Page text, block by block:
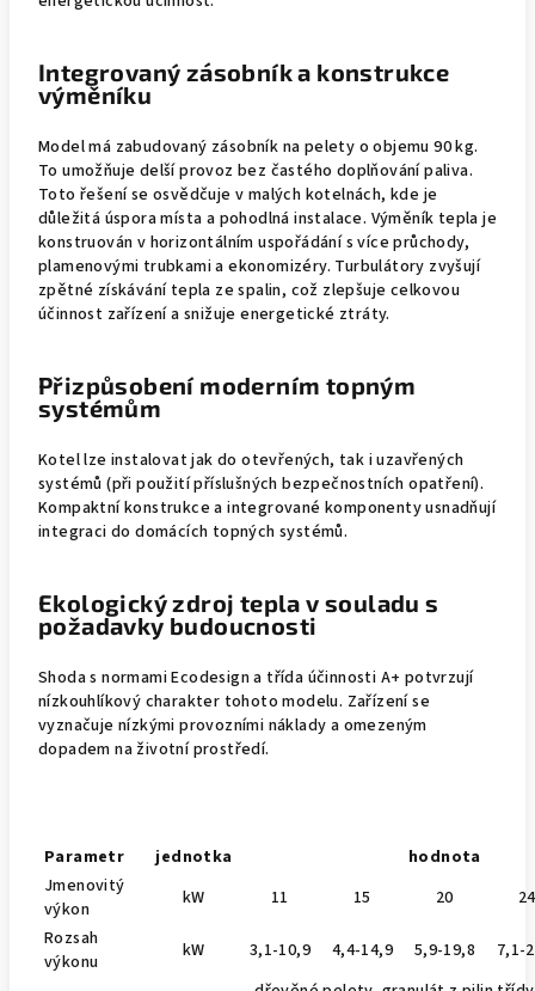
Integrovaný zásobník a konstrukce
výměníku
Model má zabudovaný zásobník na pelety o objemu 90 kg.
To umožňuje delší provoz bez častého doplňování paliva.
Toto řešení se osvědčuje v malých kotelnách, kde je
důležitá úspora místa a pohodlná instalace. Výměník tepla je
konstruován v horizontálním uspořádání s více průchody,
plamenovými trubkami a ekonomizéry. Turbulátory zvyšují
zpětné získávání tepla ze spalin, což zlepšuje celkovou
účinnost zařízení a snižuje energetické ztráty.
Přizpůsobení moderním topným
systémům
Kotel lze instalovat jak do otevřených, tak i uzavřených
systémů (při použití příslušných bezpečnostních opatření).
Kompaktní konstrukce a integrované komponenty usnadňují
integraci do domácích topných systémů.
Ekologický zdroj tepla v souladu s
požadavky budoucnosti
Shoda s normami Ecodesign a třída účinnosti A+ potvrzují
nízkouhlíkový charakter tohoto modelu. Zařízení se
vyznačuje nízkými provozními náklady a omezeným
dopadem na životní prostředí.
Parametr jednotka
hodnota
Jmenovitý
výkon
kW 11 15 20
24
Rozsah
výkonu
kW 3,1-10,9 4,4-14,9 5,9-19,8 7,1-